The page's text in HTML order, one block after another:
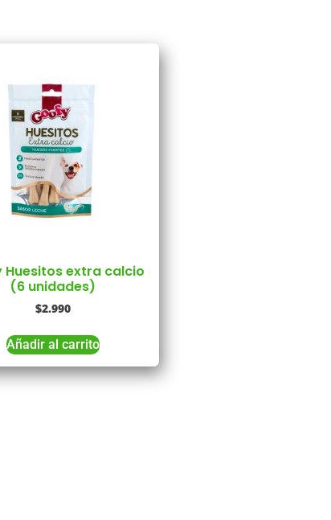
Huesitos extra calcio
(6 unidades)
$2.990
Añadir al carrito